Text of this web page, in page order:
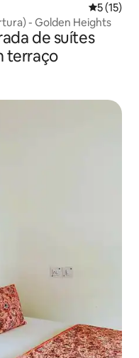
5 de uma
5 (15)
- Golden Heights
de suítes
terraço